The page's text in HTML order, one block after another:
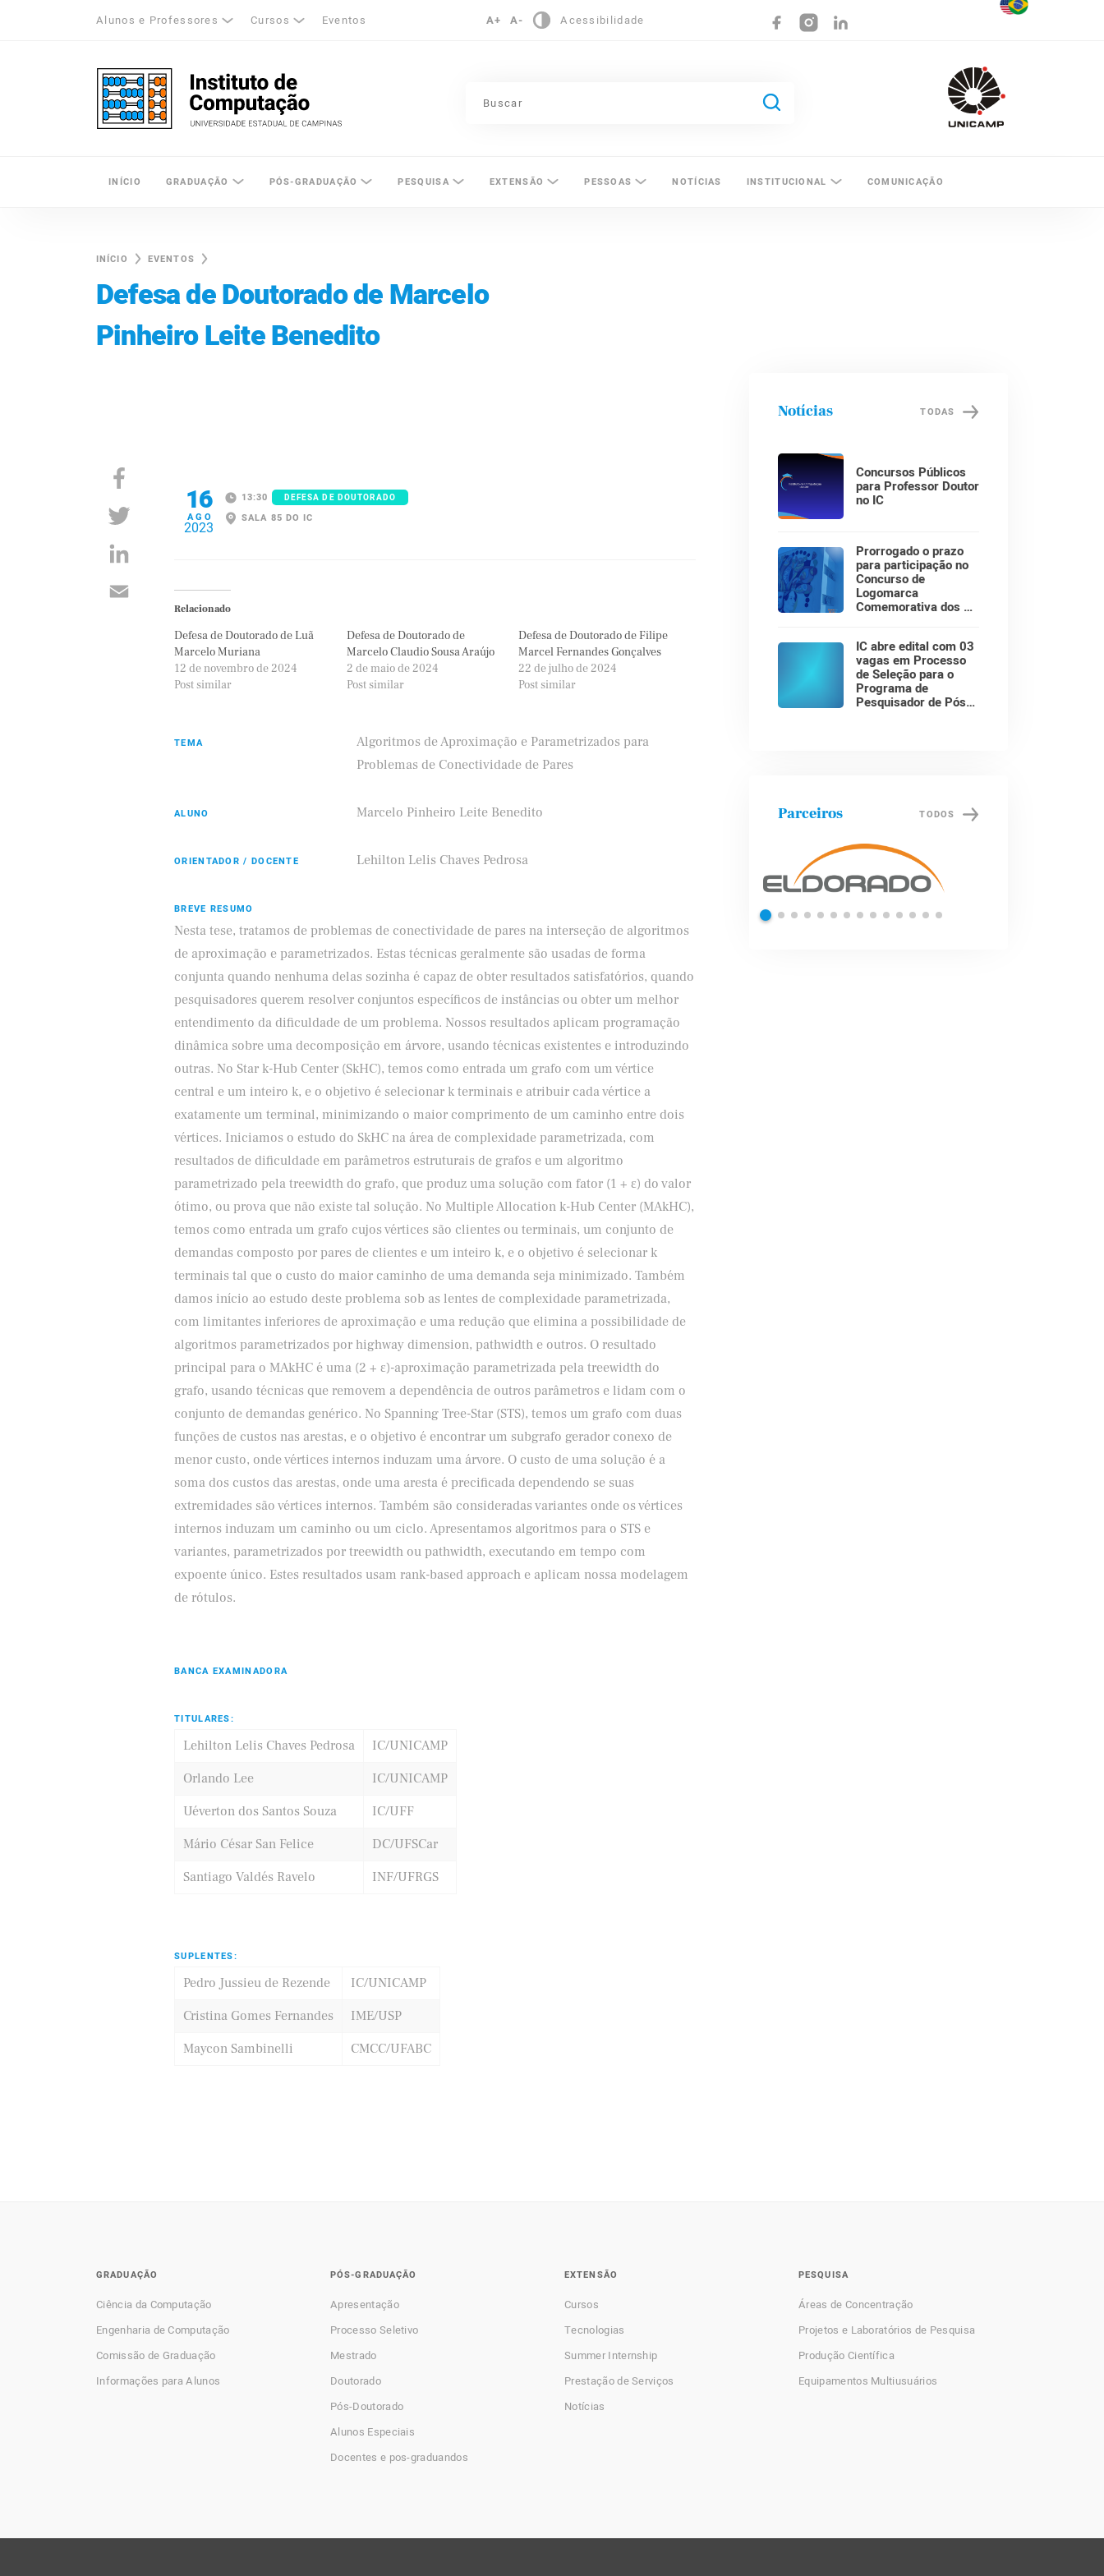
Alunos e Professores Cursos Eventos A+ A- Acessibilidade
Unicamp - Universidade Estadual de Campinas
INÍCIO GRADUAÇÃO PÓS-GRADUAÇÃO PESQUISA EXTENSÃO PESSOAS NOTÍCIAS INSTITUCIONAL COMUNICAÇÃO
INÍCIO EVENTOS
Defesa de Doutorado de Marcelo
Pinheiro Leite Benedito
16
AGO
2023
13:30 DEFESA DE DOUTORADO
SALA 85 DO IC
Relacionado
Defesa de Doutorado de Luã
Marcelo Muriana
12 de novembro de 2024
Post similar
Defesa de Doutorado de
Marcelo Claudio Sousa Araújo
2 de maio de 2024
Post similar
Defesa de Doutorado de Filipe
Marcel Fernandes Gonçalves
22 de julho de 2024
Post similar
TEMA
Algoritmos de Aproximação e Parametrizados para
Problemas de Conectividade de Pares
ALUNO Marcelo Pinheiro Leite Benedito
ORIENTADOR / DOCENTE Lehilton Lelis Chaves Pedrosa
BREVE RESUMO
Nesta tese, tratamos de problemas de conectividade de pares na interseção de algoritmos
de aproximação e parametrizados. Estas técnicas geralmente são usadas de forma
conjunta quando nenhuma delas sozinha é capaz de obter resultados satisfatórios, quando
pesquisadores querem resolver conjuntos específicos de instâncias ou obter um melhor
entendimento da dificuldade de um problema. Nossos resultados aplicam programação
dinâmica sobre uma decomposição em árvore, usando técnicas existentes e introduzindo
outras. No Star k-Hub Center (SkHC), temos como entrada um grafo com um vértice
central e um inteiro k, e o objetivo é selecionar k terminais e atribuir cada vértice a
exatamente um terminal, minimizando o maior comprimento de um caminho entre dois
vértices. Iniciamos o estudo do SkHC na área de complexidade parametrizada, com
resultados de dificuldade em parâmetros estruturais de grafos e um algoritmo
parametrizado pela treewidth do grafo, que produz uma solução com fator (1 + ε) do valor
ótimo, ou prova que não existe tal solução. No Multiple Allocation k-Hub Center (MAkHC),
temos como entrada um grafo cujos vértices são clientes ou terminais, um conjunto de
demandas composto por pares de clientes e um inteiro k, e o objetivo é selecionar k
terminais tal que o custo do maior caminho de uma demanda seja minimizado. Também
damos início ao estudo deste problema sob as lentes de complexidade parametrizada,
com limitantes inferiores de aproximação e uma redução que elimina a possibilidade de
algoritmos parametrizados por highway dimension, pathwidth e outros. O resultado
principal para o MAkHC é uma (2 + ε)-aproximação parametrizada pela treewidth do
grafo, usando técnicas que removem a dependência de outros parâmetros e lidam com o
conjunto de demandas genérico. No Spanning Tree-Star (STS), temos um grafo com duas
funções de custos nas arestas, e o objetivo é encontrar um subgrafo gerador conexo de
menor custo, onde vértices internos induzam uma árvore. O custo de uma solução é a
soma dos custos das arestas, onde uma aresta é precificada dependendo se suas
extremidades são vértices internos. Também são consideradas variantes onde os vértices
internos induzam um caminho ou um ciclo. Apresentamos algoritmos para o STS e
variantes, parametrizados por treewidth ou pathwidth, executando em tempo com
expoente único. Estes resultados usam rank-based approach e aplicam nossa modelagem
de rótulos.
BANCA EXAMINADORA
TITULARES:
Lehilton Lelis Chaves Pedrosa
IC/UNICAMP
Orlando Lee
IC/UNICAMP
Uéverton dos Santos Souza
IC/UFF
Mário César San Felice
DC/UFSCar
Santiago Valdés Ravelo
INF/UFRGS
SUPLENTES:
Pedro Jussieu de Rezende
IC/UNICAMP
Cristina Gomes Fernandes
IME/USP
Maycon Sambinelli
CMCC/UFABC
Notícias TODAS
Concursos Públicos
para Professor Doutor
no IC
Prorrogado o prazo
para participação no
Concurso de
Logomarca
Comemorativa dos 30
IC abre edital com 03
vagas em Processo
de Seleção para o
Programa de
Pesquisador de Pós-
Parceiros TODOS
Banco Santander Petrobras
GRADUAÇÃO
Ciência da Computação
Engenharia de Computação
Comissão de Graduação
Informações para Alunos
PÓS-GRADUAÇÃO
Apresentação
Processo Seletivo
Mestrado
Doutorado
Pós-Doutorado
Alunos Especiais
Docentes e pos-graduandos
EXTENSÃO
Cursos
Tecnologias
Summer Internship
Prestação de Serviços
Notícias
PESQUISA
Áreas de Concentração
Projetos e Laboratórios de Pesquisa
Produção Científica
Equipamentos Multiusuários